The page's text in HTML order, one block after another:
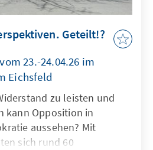
Geteilt!?
23.-24.04.26 im
Eichsfeld
zu leisten und
kann Opposition in
aussehen? Mit
sich rund 60